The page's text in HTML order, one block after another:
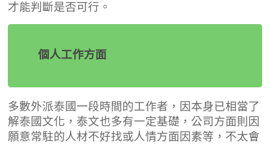
才能判斷是否可行。
個人工作方面
多數外派泰國一段時間的工作者，因本身已相當了
解泰國文化，泰文也多有一定基礎，公司方面則因
願意常駐的人材不好找或人情方面因素等，不太會